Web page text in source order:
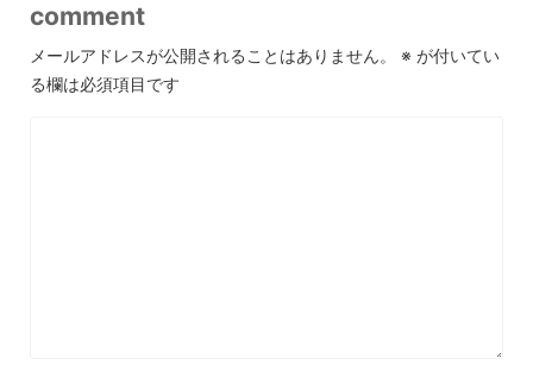
comment
メールアドレスが公開されることはありません。 ※ が付いてい
る欄は必須項目です